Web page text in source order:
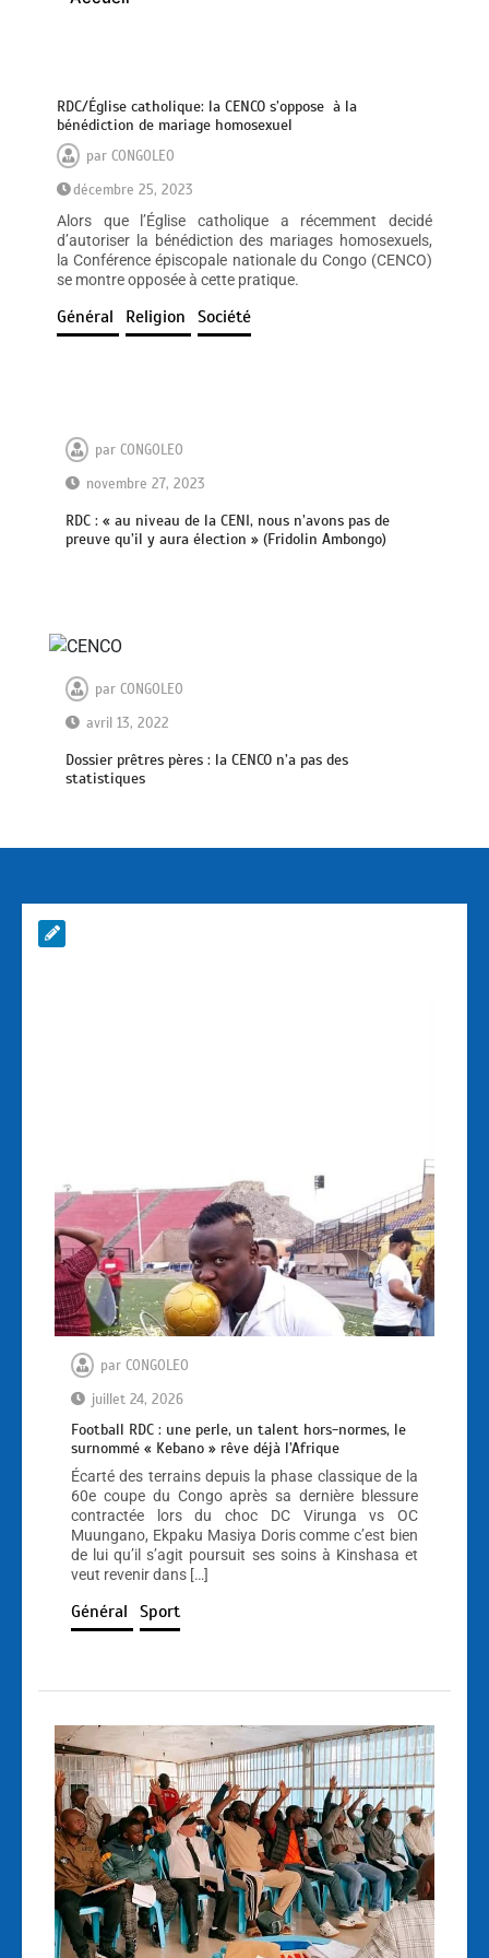
RDC/Église catholique: la CENCO s’oppose à la
bénédiction de mariage homosexuel
parCONGOLEO
décembre 25, 2023
Alors que l’Église catholique a récemment decidé
d’autoriser la bénédiction des mariages homosexuels,
la Conférence épiscopale nationale du Congo (CENCO)
se montre opposée à cette pratique.
Général Religion Société
parCONGOLEO
novembre 27, 2023
RDC : « au niveau de la CENI, nous n’avons pas de
preuve qu’il y aura élection » (Fridolin Ambongo)
parCONGOLEO
avril 13, 2022
Dossier prêtres pères : la CENCO n’a pas des
statistiques
par CONGOLEO
juillet 24, 2026
Football RDC : une perle, un talent hors-normes, le
surnommé « Kebano » rêve déjà l’Afrique
Écarté des terrains depuis la phase classique de la
60e coupe du Congo après sa dernière blessure
contractée lors du choc DC Virunga vs OC
Muungano, Ekpaku Masiya Doris comme c’est bien
de lui qu’il s’agit poursuit ses soins à Kinshasa et
veut revenir dans […]
Général Sport